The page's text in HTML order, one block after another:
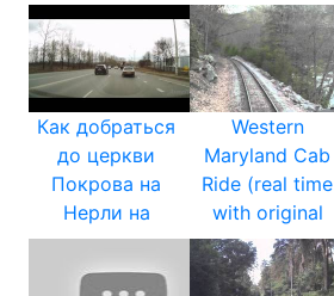
Как добраться
до церкви
Покрова на
Нерли на
Western
Maryland Cab
Ride (real time
with original